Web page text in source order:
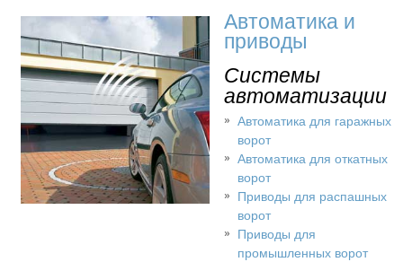
Автоматика и
приводы
Системы
автоматизации
Автоматика для гаражных
ворот
Автоматика для откатных
ворот
Приводы для распашных
ворот
Приводы для
промышленных ворот